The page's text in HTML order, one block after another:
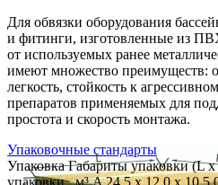
Для обвязки оборудования
и фитинги, изготовленные из
от используемых ранее
имеют множество преимуществ:
легкость, стойкость к
препаратов применяемых для
простота и скорость монтажа.
Упаковочные стандарты
Упаковка Габариты упаковки (L
упаковки, м³ A 24,5 х 12,0 х 10,5